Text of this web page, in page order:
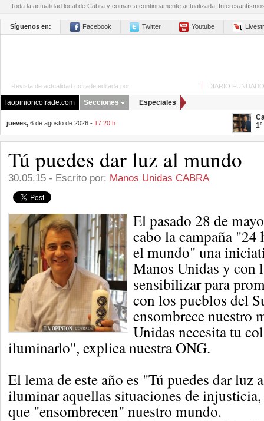
Toda la actualidad local de Cabra y comarca continuamente actualizada.
Síguenos en: Facebook Twitter Youtube
Revista de actualidad cofrade editada por | DIARIO
laopinioncofrade.com Secciones Especiales
jueves, 6 de agosto de 2026 - 17:20 h
Tú puedes dar luz al mundo
30.05.15 - Escrito por: Manos Unidas CABRA
El pasado 28 de
cabo la campaña "24
el mundo" una
Manos Unidas y con
sensibilizar para
con los pueblos del
ensombrece nuestro
Unidas necesita tu
iluminarlo", explica nuestra ONG.
El lema de este año es "Tú puedes dar luz
iluminar aquellas situaciones de
que "ensombrecen" nuestro mundo.